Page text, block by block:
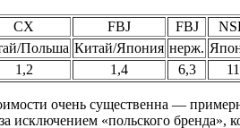
CX FBJ FBJ
Польша Китай/Япония нерж.
1,2 1,4 6,3 11
очень существенна —
исключением «польского